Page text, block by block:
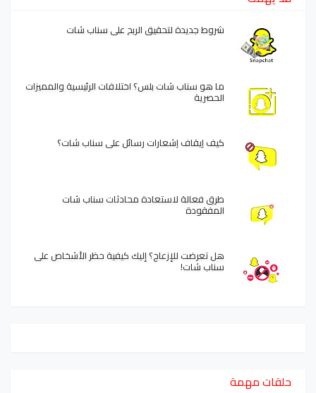
شروط جديدة لتحقيق الربح على سناب شات
ما هو سناب شات بلس؟ اختلافات الرئيسية والمميزات
الحصرية
كيف إيقاف إشعارات رسائل على سناب شات؟
طرق فعالة لاستعادة محادثات سناب شات
المفقودة
هل تعرضت للإزعاج؟ إليك كيفية حظر الأشخاص على
سناب شات!
حلقات مهمة